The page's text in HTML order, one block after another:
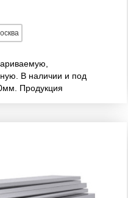
В наличии и под
Продукция